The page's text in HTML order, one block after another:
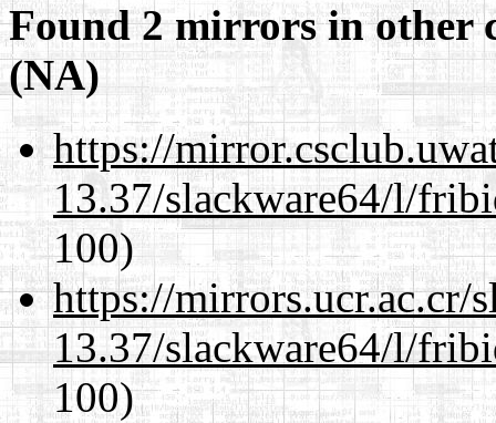
Found 2 mirrors in other
(NA)
https://
13.37/slackware64/l/
100)
https://mirrors.ucr.ac.cr/
13.37/slackware64/l/
100)